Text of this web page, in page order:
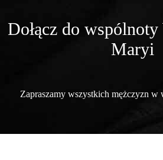
Dołącz do
Maryi
Zapraszamy wszystkich mężczyzn w